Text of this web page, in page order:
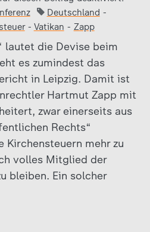
Deutschland -
- Vatikan - Zapp
lautet die Devise beim
es zumindest das
in Leipzig. Damit ist
Hartmut Zapp mit
zwar einerseits aus
Rechts“
Kirchensteuern mehr zu
volles Mitglied der
bleiben. Ein solcher